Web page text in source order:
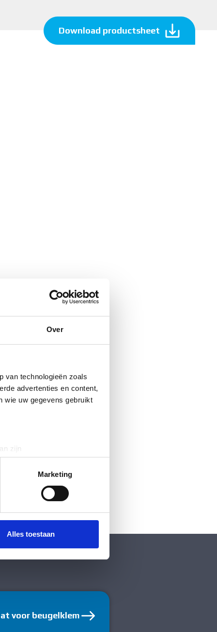
Over
van technologieën zoals
advertenties en content,
wie uw gegevens gebruikt
zijn
detailgedeeltein. U kunt uw
partners voor social
die u aan ze heeft
Marketing
Alles toestaan
Download productsheet
voor beugelklem